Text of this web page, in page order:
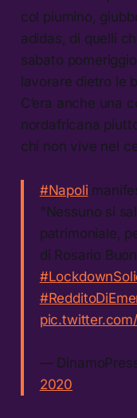
col piumino,
adidas, di quelli
sabato
lavorare dietro le
C’era anche una
nordafricana
chi non vive nel
#Napoli
"Nessuno si
patrimoniale,
di Rosario
—
2020